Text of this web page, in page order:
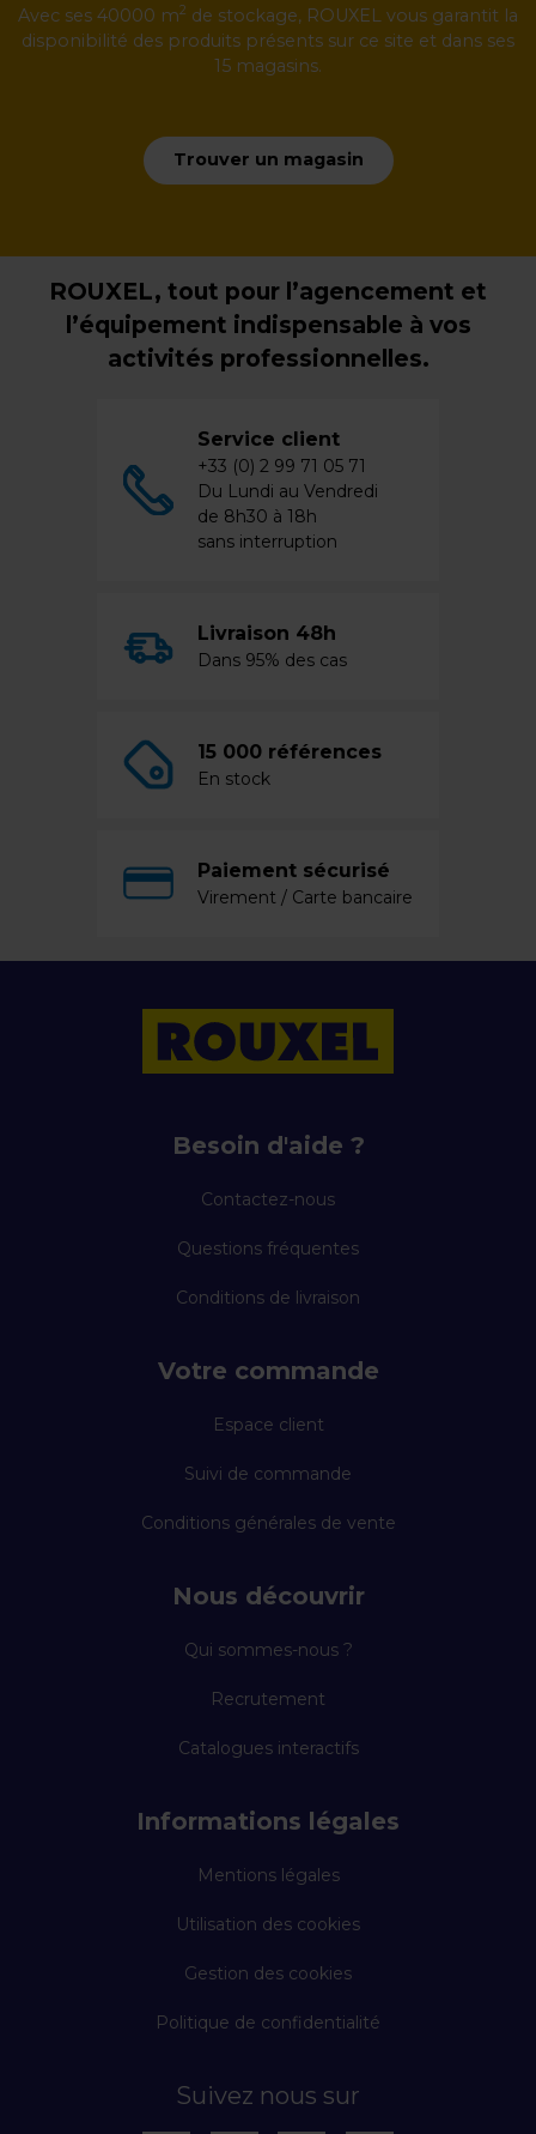
Avec ses 40000 m2 de stockage, ROUXEL vous garantit la
disponibilité des produits présents sur ce site et dans ses
15 magasins.
Trouver un magasin
ROUXEL, tout pour l’agencement et
l’équipement indispensable à vos
activités professionnelles.
Service client
+33 (0) 2 99 71 05 71
Du Lundi au Vendredi
de 8h30 à 18h
sans interruption
Livraison 48h
Dans 95% des cas
15 000 références
En stock
Paiement sécurisé
Virement / Carte bancaire
Besoin d'aide ?
Contactez-nous
Questions fréquentes
Conditions de livraison
Votre commande
Espace client
Suivi de commande
Conditions générales de vente
Nous découvrir
Qui sommes-nous ?
Recrutement
Catalogues interactifs
Informations légales
Mentions légales
Utilisation des cookies
Gestion des cookies
Politique de confidentialité
Suivez nous sur